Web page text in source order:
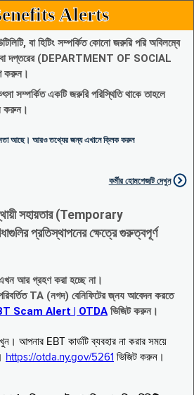
Alerts
বা হিটিং সম্পর্কিত কোনো জরুরি পরি অবিলম্বে
দপ্তরের (DEPARTMENT OF SOCIAL
করুন।
সম্পর্কিত একটি জরুরি পরিস্থিতি থাকে তাহলে
করুন।
আছে। আরও তথ্যের জন্য এখানে ক্লিক করুন
কর্মীর হোমপেজটি দেখুন
সহায়তার (Temporary
প্রতিস্থাপনের ক্ষেত্রে গুরুত্বপূর্ণ
আর গ্রহণ করা হচ্ছে না।
TA (নগদ) বেনিফিটের জ্নয আবেদন করতে
Scam Alert | OTDA ভিজিট করুন।
আপনার EBT কার্ডটি ব্যবহার না করার সময়ে
https://otda.ny.gov/5261 ভিজিট করুন।